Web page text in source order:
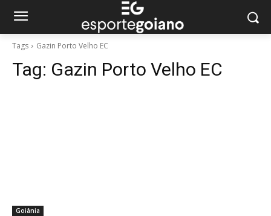
Tags Gazin Porto Velho EC
Tag: Gazin Porto Velho EC
Goiânia